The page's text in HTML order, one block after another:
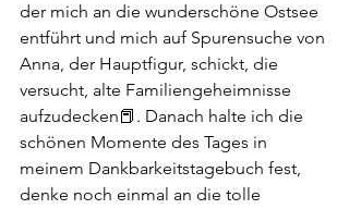
der mich an die wunderschöne Ostsee
entführt und mich auf Spurensuche von
Anna, der Hauptfigur, schickt, die
versucht, alte Familiengeheimnisse
aufzudecken📕. Danach halte ich die
schönen Momente des Tages in
meinem Dankbarkeitstagebuch fest,
denke noch einmal an die tolle